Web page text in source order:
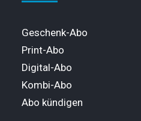
Geschenk-Abo
Print-Abo
Digital-Abo
Kombi-Abo
Abo kündigen